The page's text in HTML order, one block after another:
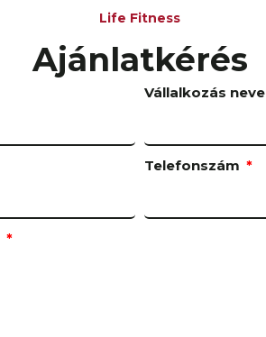
Life Fitness
Ajánlatkérés
Vállalkozás neve
Telefonszám